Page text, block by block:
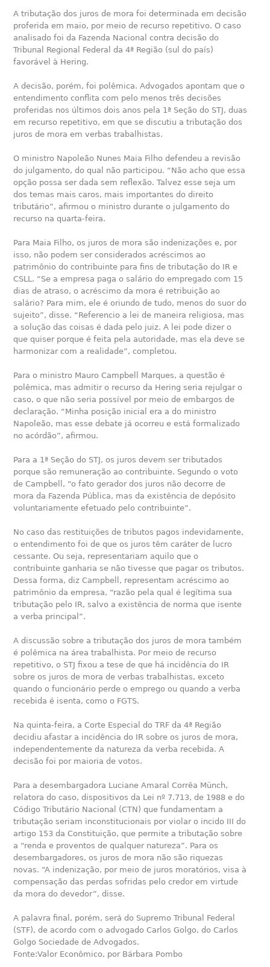
A tributação dos juros de mora foi determinada em decisão
proferida em maio, por meio de recurso repetitivo. O caso
analisado foi da Fazenda Nacional contra decisão do
Tribunal Regional Federal da 4ª Região (sul do país)
favorável à Hering.
A decisão, porém, foi polêmica. Advogados apontam que o
entendimento conflita com pelo menos três decisões
proferidas nos últimos dois anos pela 1ª Seção do STJ, duas
em recurso repetitivo, em que se discutiu a tributação dos
juros de mora em verbas trabalhistas.
O ministro Napoleão Nunes Maia Filho defendeu a revisão
do julgamento, do qual não participou. “Não acho que essa
opção possa ser dada sem reflexão. Talvez esse seja um
dos temas mais caros, mais importantes do direito
tributário”, afirmou o ministro durante o julgamento do
recurso na quarta-feira.
Para Maia Filho, os juros de mora são indenizações e, por
isso, não podem ser considerados acréscimos ao
patrimônio do contribuinte para fins de tributação do IR e
CSLL. “Se a empresa paga o salário do empregado com 15
dias de atraso, o acréscimo da mora é retribuição ao
salário? Para mim, ele é oriundo de tudo, menos do suor do
sujeito”, disse. “Referencio a lei de maneira religiosa, mas
a solução das coisas é dada pelo juiz. A lei pode dizer o
que quiser porque é feita pela autoridade, mas ela deve se
harmonizar com a realidade”, completou.
Para o ministro Mauro Campbell Marques, a questão é
polêmica, mas admitir o recurso da Hering seria rejulgar o
caso, o que não seria possível por meio de embargos de
declaração. “Minha posição inicial era a do ministro
Napoleão, mas esse debate já ocorreu e está formalizado
no acórdão”, afirmou.
Para a 1ª Seção do STJ, os juros devem ser tributados
porque são remuneração ao contribuinte. Segundo o voto
de Campbell, “o fato gerador dos juros não decorre de
mora da Fazenda Pública, mas da existência de depósito
voluntariamente efetuado pelo contribuinte”.
No caso das restituições de tributos pagos indevidamente,
o entendimento foi de que os juros têm caráter de lucro
cessante. Ou seja, representariam aquilo que o
contribuinte ganharia se não tivesse que pagar os tributos.
Dessa forma, diz Campbell, representam acréscimo ao
patrimônio da empresa, “razão pela qual é legítima sua
tributação pelo IR, salvo a existência de norma que isente
a verba principal”.
A discussão sobre a tributação dos juros de mora também
é polêmica na área trabalhista. Por meio de recurso
repetitivo, o STJ fixou a tese de que há incidência do IR
sobre os juros de mora de verbas trabalhistas, exceto
quando o funcionário perde o emprego ou quando a verba
recebida é isenta, como o FGTS.
Na quinta-feira, a Corte Especial do TRF da 4ª Região
decidiu afastar a incidência do IR sobre os juros de mora,
independentemente da natureza da verba recebida. A
decisão foi por maioria de votos.
Para a desembargadora Luciane Amaral Corrêa Münch,
relatora do caso, dispositivos da Lei nº 7.713, de 1988 e do
Código Tributário Nacional (CTN) que fundamentam a
tributação seriam inconstitucionais por violar o incido III do
artigo 153 da Constituição, que permite a tributação sobre
a “renda e proventos de qualquer natureza”. Para os
desembargadores, os juros de mora não são riquezas
novas. “A indenização, por meio de juros moratórios, visa à
compensação das perdas sofridas pelo credor em virtude
da mora do devedor”, disse.
A palavra final, porém, será do Supremo Tribunal Federal
(STF), de acordo com o advogado Carlos Golgo, do Carlos
Golgo Sociedade de Advogados.
Fonte:Valor Econômico, por Bárbara Pombo